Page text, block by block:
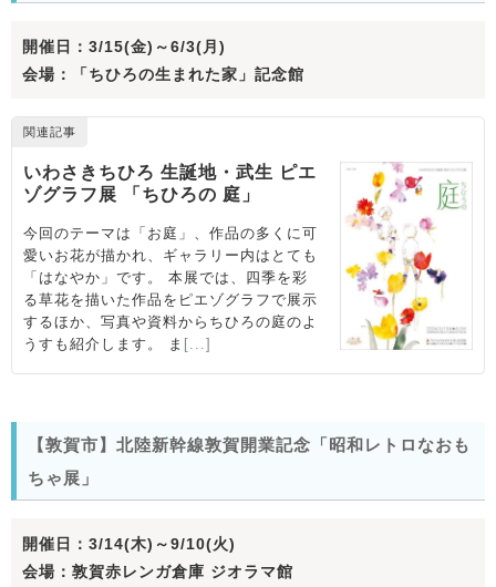
開催日：3/15(金)～6/3(月)
会場：「ちひろの生まれた家」記念館
【敦賀市】北陸新幹線敦賀開業記念「昭和レトロなおも
ちゃ展」
開催日：3/14(木)～9/10(火)
会場：敦賀赤レンガ倉庫 ジオラマ館